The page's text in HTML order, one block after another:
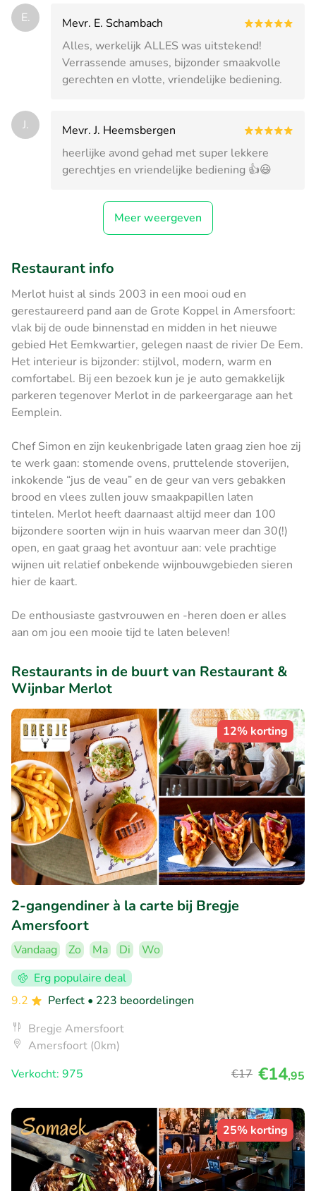
E.
Mevr. E. Schambach
Alles, werkelijk ALLES was uitstekend!
Verrassende amuses, bijzonder smaakvolle
gerechten en vlotte, vriendelijke bediening.
J.
Mevr. J. Heemsbergen
heerlijke avond gehad met super lekkere
gerechtjes en vriendelijke bediening 👍😃
Meer weergeven
Restaurant info
Merlot huist al sinds 2003 in een mooi oud en
gerestaureerd pand aan de Grote Koppel in Amersfoort:
vlak bij de oude binnenstad en midden in het nieuwe
gebied Het Eemkwartier, gelegen naast de rivier De Eem.
Het interieur is bijzonder: stijlvol, modern, warm en
comfortabel. Bij een bezoek kun je je auto gemakkelijk
parkeren tegenover Merlot in de parkeergarage aan het
Eemplein.
Chef Simon en zijn keukenbrigade laten graag zien hoe zij
te werk gaan: stomende ovens, pruttelende stoverijen,
inkokende “jus de veau” en de geur van vers gebakken
brood en vlees zullen jouw smaakpapillen laten
tintelen. Merlot heeft daarnaast altijd meer dan 100
bijzondere soorten wijn in huis waarvan meer dan 30(!)
open, en gaat graag het avontuur aan: vele prachtige
wijnen uit relatief onbekende wijnbouwgebieden sieren
hier de kaart.
De enthousiaste gastvrouwen en -heren doen er alles
aan om jou een mooie tijd te laten beleven!
Restaurants in de buurt van Restaurant &
Wijnbar Merlot
12% korting
2-gangendiner à la carte bij Bregje
Amersfoort
Vandaag Zo Ma Di
Wo
Erg populaire deal
9.2
Perfect • 223 beoordelingen
Bregje Amersfoort
Amersfoort (0km)
Verkocht: 975
€17 €14,95
25% korting